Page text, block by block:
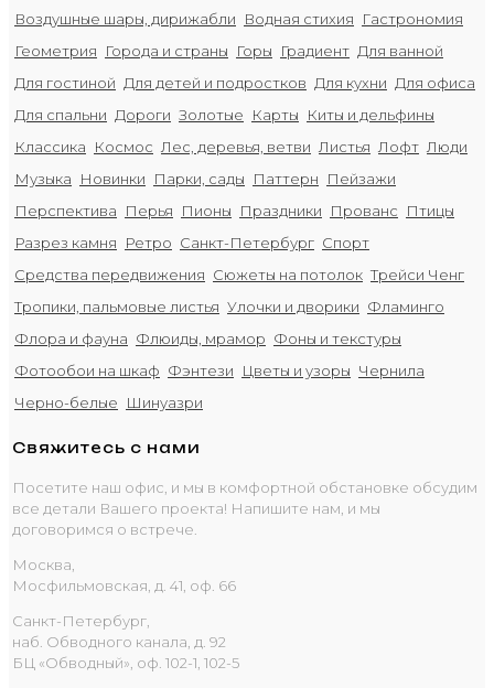
Воздушные шары, дирижабли
Водная стихия
Гастрономия
Геометрия
Города и страны Горы Градиент Для ванной
Для гостиной Для детей и подростков Для кухни Для офиса
Для спальни Дороги Золотые Карты
Киты и дельфины
Классика
Космос Лес, деревья, ветви Листья Лофт Люди
Музыка
Новинки Парки, сады Паттерн
Пейзажи
Перспектива
Перья Пионы Праздники Прованс
Птицы
Разрез камня
Ретро Санкт-Петербург Спорт
Средства передвижения Сюжеты на потолок Трейси Ченг
Тропики, пальмовые листья Улочки и дворики Фламинго
Флора и фауна Флюиды, мрамор Фоны и текстуры
Фотообои на шкаф Фэнтези Цветы и узоры Чернила
Черно-белые
Шинуазри
Свяжитесь с нами
Посетите наш офис, и мы в комфортной обстановке обсудим
все детали Вашего проекта! Напишите нам, и мы
договоримся о встрече.
Москва,
Мосфильмовская, д. 41, оф. 66
Санкт-Петербург,
наб. Обводного канала, д. 92
БЦ «Обводный», оф. 102-1, 102-5